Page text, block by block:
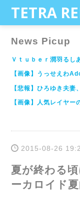
TETRA
News Picup
【悲報】ひろゆき夫妻
【画像】人気レイヤー
2015-08-26
夏が終わる
ーカロイド